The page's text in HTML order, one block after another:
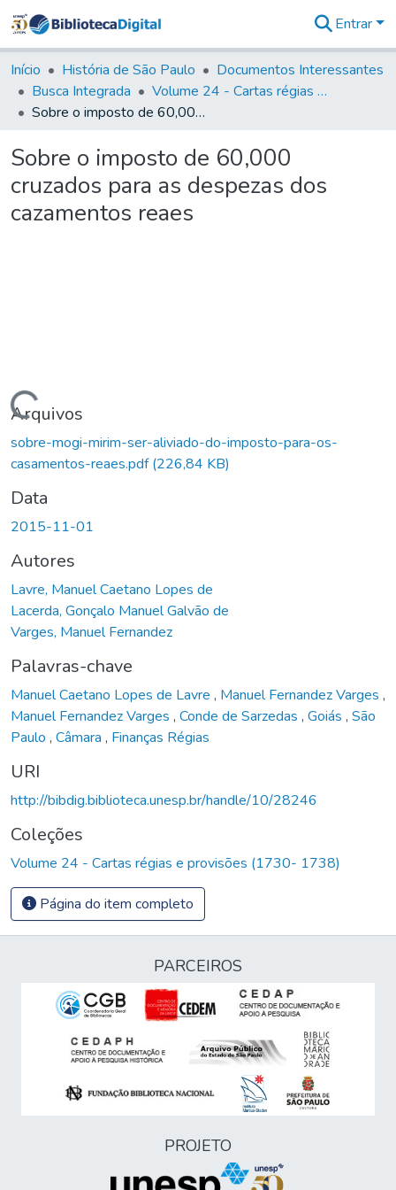
&
Coleções
Tudo na
Biblioteca
Estatísticas
Entrar
Início História de São Paulo
Documentos Interessantes
Busca Integrada
Volume 24 - Cartas régias e provisões (1730- 1738)
Sobre o imposto de 60,000 cruzados para as despezas dos cazamentos reaes
Sobre o imposto de 60,000
cruzados para as despezas dos
cazamentos reaes
Carregando...
Arquivos
sobre-mogi-mirim-ser-aliviado-do-imposto-para-os-
casamentos-reaes.pdf(226,84 KB)
Data
2015-11-01
Autores
Lavre, Manuel Caetano Lopes de
Lacerda, Gonçalo Manuel Galvão de
Varges, Manuel Fernandez
Palavras-chave
Manuel Caetano Lopes de Lavre , Manuel Fernandez Varges ,
Manuel Fernandez Varges , Conde de Sarzedas , Goiás , São
Paulo , Câmara , Finanças Régias
URI
http://bibdig.biblioteca.unesp.br/handle/10/28246
Coleções
Volume 24 - Cartas régias e provisões (1730- 1738)
Página do item completo
PARCEIROS
PROJETO